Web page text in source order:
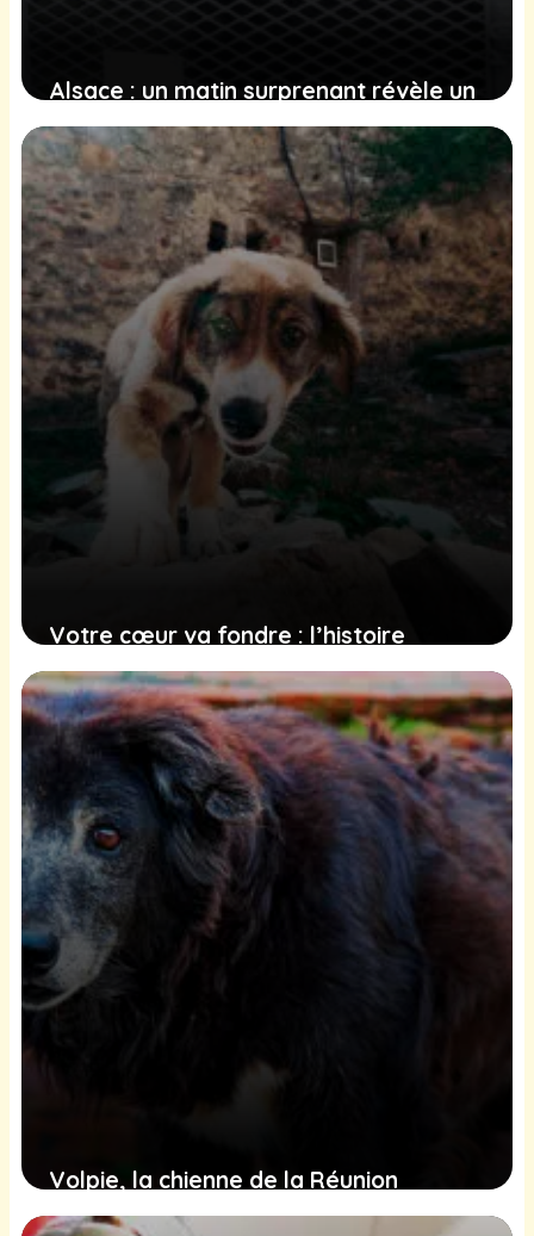
Alsace : un matin surprenant révèle un
chaton perdu au refuge de Colmar
4 février 2025
Votre cœur va fondre : l’histoire
touchante d’un chien sauvé après trois
jours dans les Pyrénées
2 février 2025
Volpie, la chienne de la Réunion
trouvée en détresse, cherche une